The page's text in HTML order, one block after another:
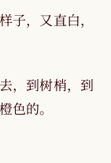
子，又直白，
，到树梢，到
色的。